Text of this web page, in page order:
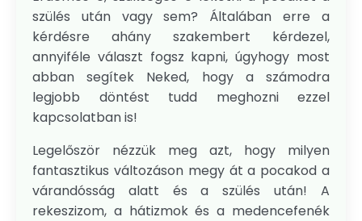
szülés után vagy sem? Általában erre a
kérdésre ahány szakembert kérdezel,
annyiféle választ fogsz kapni, úgyhogy most
abban segítek Neked, hogy a számodra
legjobb döntést tudd meghozni ezzel
kapcsolatban is!
Legelőször nézzük meg azt, hogy milyen
fantasztikus változáson megy át a pocakod a
várandósság alatt és a szülés után! A
rekeszizom, a hátizmok és a medencefenék